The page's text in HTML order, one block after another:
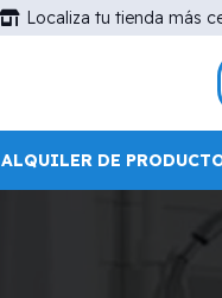
Localiza tu tienda más
ALQUILER DE